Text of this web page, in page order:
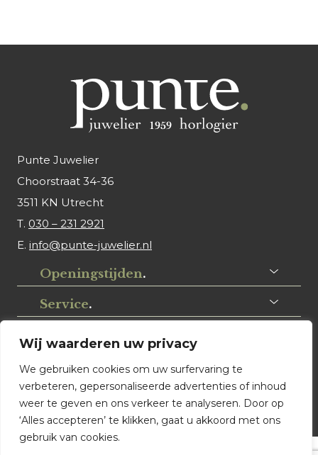
Wij waarderen uw privacy
We gebruiken cookies om uw surfervaring te
verbeteren, gepersonaliseerde advertenties of inhoud
weer te geven en ons verkeer te analyseren. Door op
‘Alles accepteren’ te klikken, gaat u akkoord met ons
gebruik van cookies.
Punte Juwelier
Choorstraat 34-36
3511 KN Utrecht
T. 030 – 231 2921
E. info@punte-juwelier.nl
Openingstijden.
Service.
Volg ons